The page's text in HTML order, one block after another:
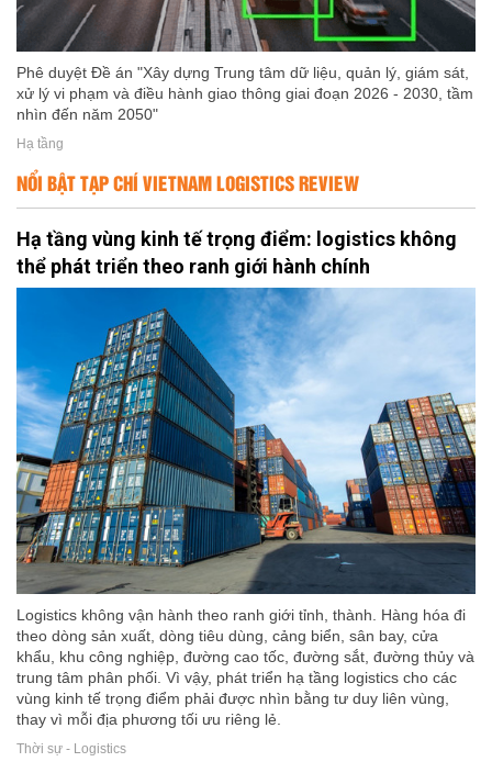
Phê duyệt Đề án "Xây dựng Trung tâm dữ liệu, quản lý, giám sát,
xử lý vi phạm và điều hành giao thông giai đoạn 2026 - 2030, tầm
nhìn đến năm 2050"
Hạ tầng
NỔI BẬT TẠP CHÍ VIETNAM LOGISTICS REVIEW
Hạ tầng vùng kinh tế trọng điểm: logistics không
thể phát triển theo ranh giới hành chính
Logistics không vận hành theo ranh giới tỉnh, thành. Hàng hóa đi
theo dòng sản xuất, dòng tiêu dùng, cảng biển, sân bay, cửa
khẩu, khu công nghiệp, đường cao tốc, đường sắt, đường thủy và
trung tâm phân phối. Vì vậy, phát triển hạ tầng logistics cho các
vùng kinh tế trọng điểm phải được nhìn bằng tư duy liên vùng,
thay vì mỗi địa phương tối ưu riêng lẻ.
Thời sự - Logistics